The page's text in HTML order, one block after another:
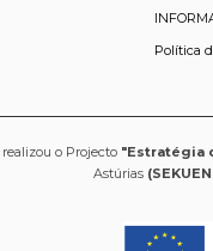
Política
realizou o Projecto "Estratégia
Astúrias